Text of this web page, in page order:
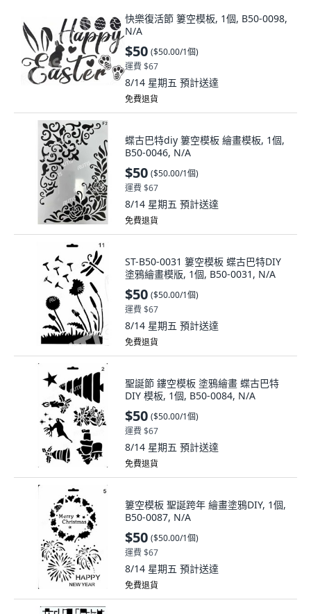
快樂復活節 簍空模板, 1個, B50-0098,
N/A
$50 ($50.00/1個)
運費 $67
8/14 星期五 預計送達
免費退貨
蝶古巴特diy 簍空模板 繪畫模板, 1個,
B50-0046, N/A
$50 ($50.00/1個)
運費 $67
8/14 星期五 預計送達
免費退貨
ST-B50-0031 簍空模板 蝶古巴特DIY
塗鴉繪畫模版, 1個, B50-0031, N/A
$50 ($50.00/1個)
運費 $67
8/14 星期五 預計送達
免費退貨
聖誕節 鏤空模板 塗鴉繪畫 蝶古巴特
DIY 模板, 1個, B50-0084, N/A
$50 ($50.00/1個)
運費 $67
8/14 星期五 預計送達
免費退貨
簍空模板 聖誕跨年 繪畫塗鴉DIY, 1個,
B50-0087, N/A
$50 ($50.00/1個)
運費 $67
8/14 星期五 預計送達
免費退貨